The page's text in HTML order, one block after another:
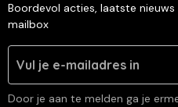
Boordevol acties, laatste
mailbox
Door je aan te melden ga je